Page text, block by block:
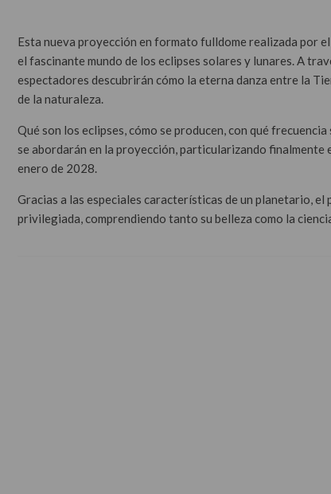
Esta nueva proyección en formato fulldome realizada por
el fascinante mundo de los eclipses solares y lunares. A
espectadores descubrirán cómo la eterna danza entre la
de la naturaleza.
Qué son los eclipses, cómo se producen, con qué
se abordarán en la proyección, particularizando
enero de 2028.
Gracias a las especiales características de un planetario,
privilegiada, comprendiendo tanto su belleza como la